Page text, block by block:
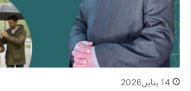
14 يناير,2026